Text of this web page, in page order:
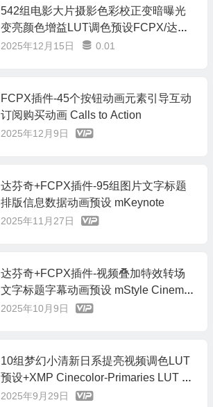
542组电影大片摄影色彩校正变暗曝光
变亮颜色增益LUT调色预设FCPX/达芬
奇/AE/Premiere/PS
2025年12月15日 0.01
FCPX插件-45个按钮动画元素引导互动
订阅购买动画 Calls to Action
2025年12月9日
达芬奇+FCPX插件-95组图片文字标题
排版信息数据动画预设 mKeynote
2025年11月27日
达芬奇+FCPX插件-视频叠加特效转场
文字标题字幕动画预设 mStyle Cinemat
ic
2025年10月9日
10组梦幻小清新日系提亮视频调色LUT
预设+XMP Cinecolor-Primaries LUT P
ack
2025年9月29日